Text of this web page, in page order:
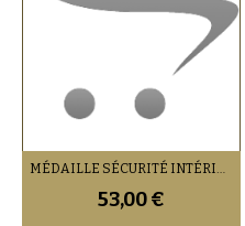
MÉDAILLE SÉCURITÉ INTÉRIEUR ARGENT
53,00 €